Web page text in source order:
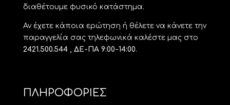
διαθέτουμε φυσικό κατάστημα.
Αν έχετε κάποια ερώτηση ή θέλετε να κάνετε την
παραγγελία σας τηλεφωνικά καλέστε μας στο
2421.500.544 , ΔΕ-ΠΑ 9:00-14:00.
ΠΛΗΡΟΦΟΡΙΕΣ